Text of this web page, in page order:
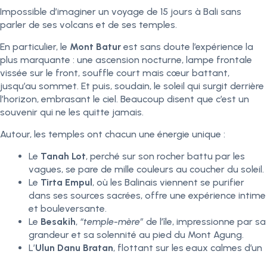
Impossible d’imaginer un voyage de 15 jours à Bali sans
parler de ses volcans et de ses temples.
En particulier, le Mont Batur est sans doute l’expérience la
plus marquante : une ascension nocturne, lampe frontale
vissée sur le front, souffle court mais cœur battant,
jusqu’au sommet. Et puis, soudain, le soleil qui surgit derrière
l’horizon, embrasant le ciel. Beaucoup disent que c’est un
souvenir qui ne les quitte jamais.
Autour, les temples ont chacun une énergie unique :
Le Tanah Lot, perché sur son rocher battu par les
vagues, se pare de mille couleurs au coucher du soleil.
Le Tirta Empul, où les Balinais viennent se purifier
dans ses sources sacrées, offre une expérience intime
et bouleversante.
Le Besakih, “temple-mère” de l’île, impressionne par sa
grandeur et sa solennité au pied du Mont Agung.
L’Ulun Danu Bratan, flottant sur les eaux calmes d’un